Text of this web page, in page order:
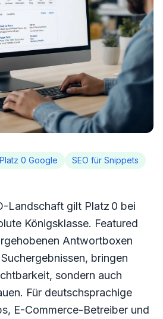
Platz 0 Google SEO für Snippets
Landschaft gilt Platz 0 bei
Königsklasse. Featured
Antwortboxen
bringen
sondern auch
Für deutschsprachige
E-Commerce-Betreiber und